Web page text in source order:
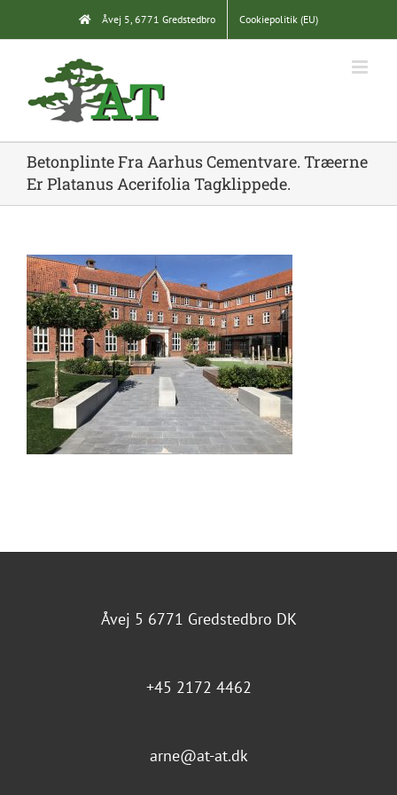
content
Åvej 5, 6771 Gredstedbro Cookiepolitik (EU)
Betonplinte Fra Aarhus Cementvare. Træerne
Er Platanus Acerifolia Tagklippede.
Åvej 5 6771 Gredstedbro DK
+45 2172 4462
arne@at-at.dk